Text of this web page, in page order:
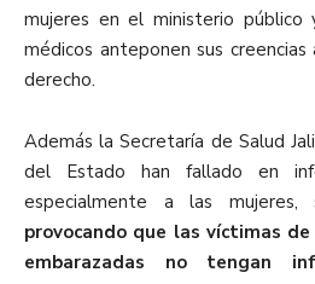
mujeres en el ministerio
médicos anteponen sus
derecho.
Además la Secretaría de Salud
del Estado han fallado en
especialmente a las
provocando que las víctimas
embarazadas no tengan